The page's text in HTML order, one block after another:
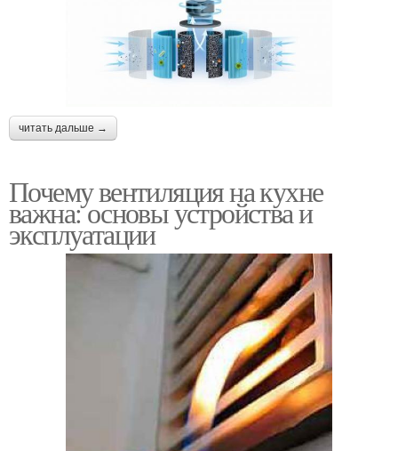
читать дальше →
Почему вентиляция на кухне
важна: основы устройства и
эксплуатации